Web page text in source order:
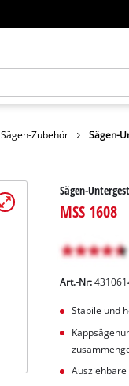
Sägen-Zubehör Sägen-
Sägen-
MSS 1608
Art.-Nr:
Stabile und